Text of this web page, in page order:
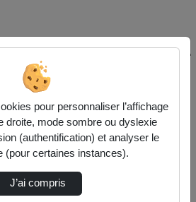
de l'université Paris
média sur Médiathèque de l'université
pour personnaliser l’affichage
droite, mode sombre ou dyslexie
(authentification) et analyser le
(pour certaines instances).
J’ai compris